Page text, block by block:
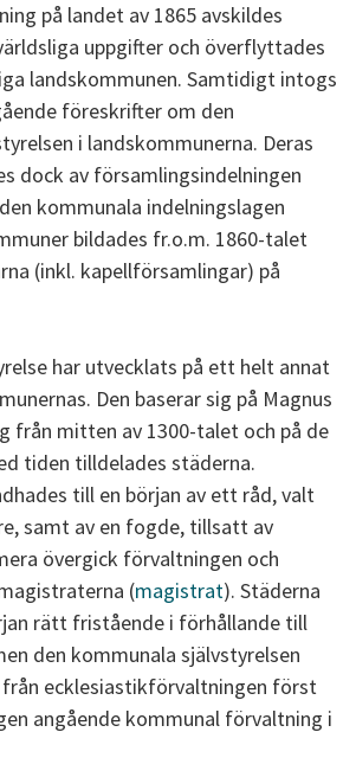
på landet av 1865 avskildes
uppgifter och överflyttades
landskommunen. Samtidigt intogs
föreskrifter om den
i landskommunerna. Deras
dock av församlingsindelningen
kommunala indelningslagen
bildades fr.o.m. 1860-talet
(inkl. kapellförsamlingar) på
har utvecklats på ett helt annat
Den baserar sig på Magnus
från mitten av 1300-talet och på de
tiden tilldelades städerna.
till en början av ett råd, valt
samt av en fogde, tillsatt av
övergick förvaltningen och
(magistrat). Städerna
rätt fristående i förhållande till
den kommunala självstyrelsen
ecklesiastikförvaltningen först
angående kommunal förvaltning i